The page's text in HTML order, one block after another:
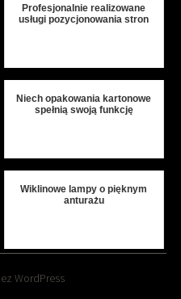
Profesjonalnie realizowane
usługi pozycjonowania stron
Niech opakowania kartonowe
spełnią swoją funkcję
Wiklinowe lampy o pięknym
anturażu
WordPress